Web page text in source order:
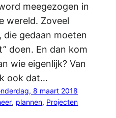
meegezogen in
wereld. Zoveel
die gedaan moeten
doen. En dan kom
wie eigenlijk? Van
ook dat…
8 maart 2018
, plannen, Projecten